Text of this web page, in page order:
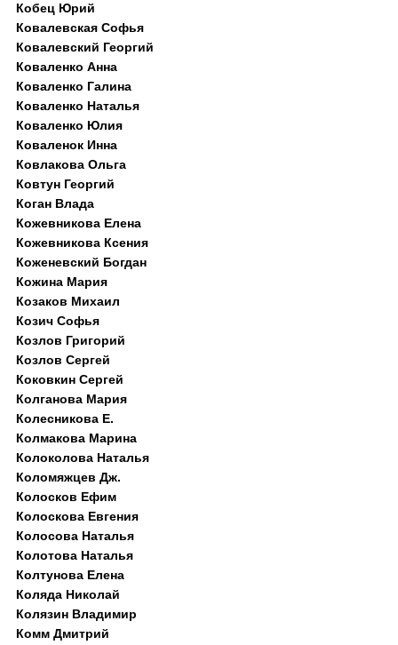
Кобец Юрий
Ковалевская Софья
Ковалевский Георгий
Коваленко Анна
Коваленко Галина
Коваленко Наталья
Коваленко Юлия
Коваленок Инна
Ковлакова Ольга
Ковтун Георгий
Коган Влада
Кожевникова Елена
Кожевникова Ксения
Коженевский Богдан
Кожина Мария
Козаков Михаил
Козич Софья
Козлов Григорий
Козлов Сергей
Коковкин Сергей
Колганова Мария
Колесникова Е.
Колмакова Марина
Колоколова Наталья
Коломяжцев Дж.
Колосков Ефим
Колоскова Евгения
Колосова Наталья
Колотова Наталья
Колтунова Елена
Коляда Николай
Колязин Владимир
Комм Дмитрий